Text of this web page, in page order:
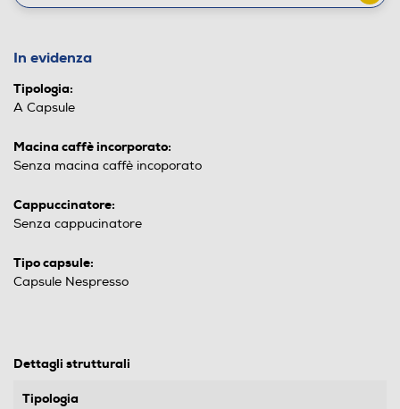
In evidenza
Tipologia:
A Capsule
Macina caffè incorporato:
Senza macina caffè incoporato
Cappuccinatore:
Senza cappucinatore
Tipo capsule:
Capsule Nespresso
Dettagli strutturali
Tipologia